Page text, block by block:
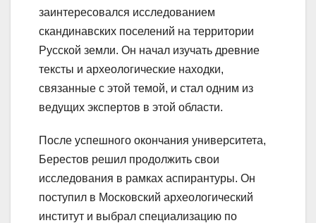
заинтересовался исследованием
скандинавских поселений на территории
Русской земли. Он начал изучать древние
тексты и археологические находки,
связанные с этой темой, и стал одним из
ведущих экспертов в этой области.
После успешного окончания университета,
Берестов решил продолжить свои
исследования в рамках аспирантуры. Он
поступил в Московский археологический
институт и выбрал специализацию по